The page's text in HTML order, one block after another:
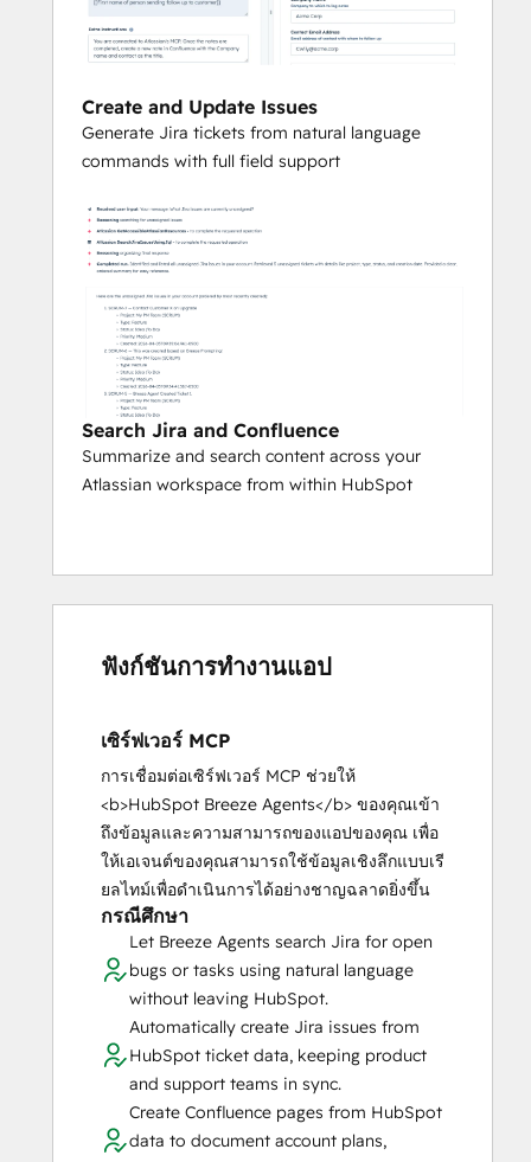
Create and Update Issues
Generate Jira tickets from natural language
commands with full field support
Search Jira and Confluence
Summarize and search content across your
Atlassian workspace from within HubSpot
ฟังก์ชันการทำงานแอป
เซิร์ฟเวอร์ MCP
การเชื่อมต่อเซิร์ฟเวอร์ MCP ช่วยให้
<b>HubSpot Breeze Agents</b> ของคุณเข้า
ถึงข้อมูลและความสามารถของแอปของคุณ เพื่อ
ให้เอเจนต์ของคุณสามารถใช้ข้อมูลเชิงลึกแบบเรี
ยลไทม์เพื่อดำเนินการได้อย่างชาญฉลาดยิ่งขึ้น
กรณีศึกษา
Let Breeze Agents search Jira for open
bugs or tasks using natural language
without leaving HubSpot.
Automatically create Jira issues from
HubSpot ticket data, keeping product
and support teams in sync.
Create Confluence pages from HubSpot
data to document account plans,